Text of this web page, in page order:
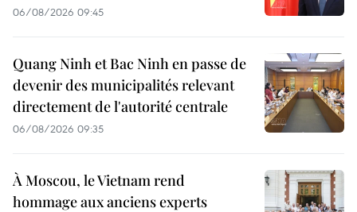
06/08/2026 09:45
Quang Ninh et Bac Ninh en passe de
devenir des municipalités relevant
directement de l'autorité centrale
06/08/2026 09:35
À Moscou, le Vietnam rend
hommage aux anciens experts